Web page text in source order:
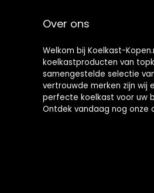
Over ons
Welkom bij Koelkast-
koelkastproducten van
samengestelde selectie
vertrouwde merken zijn wij
perfecte koelkast voor uw
Ontdek vandaag nog onze